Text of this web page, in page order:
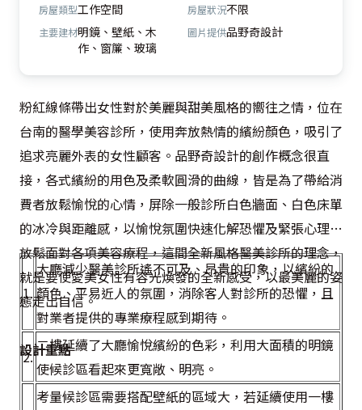
房屋類型工作空間 房屋狀況不限
主要建材明鏡、壁紙、木
作、窗簾、玻璃
圖片提供品野奇設計
粉紅線條帶出女性對於美麗與甜美風格的嚮往之情，位在
台南的醫學美容診所，使用奔放熱情的繽紛顏色，吸引了
追求亮麗外表的女性顧客。品野奇設計的創作概念很直
接，各式繽紛的用色及柔軟圓滑的曲線，皆是為了帶給消
費者放鬆愉悅的心情，屏除一般診所白色牆面、白色床單
的冰冷與距離感，以愉悅氛圍快速化解恐懼及緊張心理，
放鬆面對各項美容療程，這間全新風格醫美診所的理念，
就是要使愛美女性有容光煥發的全新感受，以最美麗的姿
態走出自信。
設計重點
1.
大廳減少醫美診所遙不可及、昂貴的印象，以繽紛的
顏色、平易近人的氛圍，消除客人對診所的恐懼，且
對業者提供的專業療程感到期待。
2.
二樓延續了大廳愉悅繽紛的色彩，利用大面積的明鏡
使候診區看起來更寬敞、明亮。
考量候診區需要搭配壁紙的區域大，若延續使用一樓